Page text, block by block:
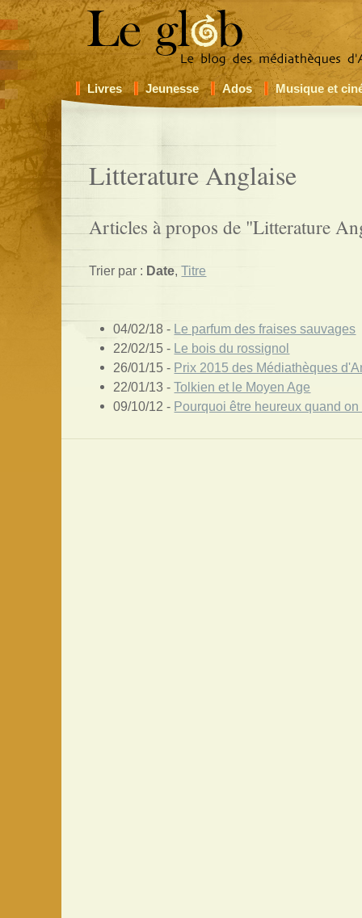
Livres Jeunesse Ados Musique et
Litterature Anglaise
Articles à propos de "Litterature
Trier par : Date,Titre
04/02/18 - Le parfum des fraises sauvages
22/02/15 - Le bois du rossignol
26/01/15 - Prix 2015 des Médiathèques
22/01/13 -Tolkien et le Moyen Age
09/10/12 - Pourquoi être heureux quand